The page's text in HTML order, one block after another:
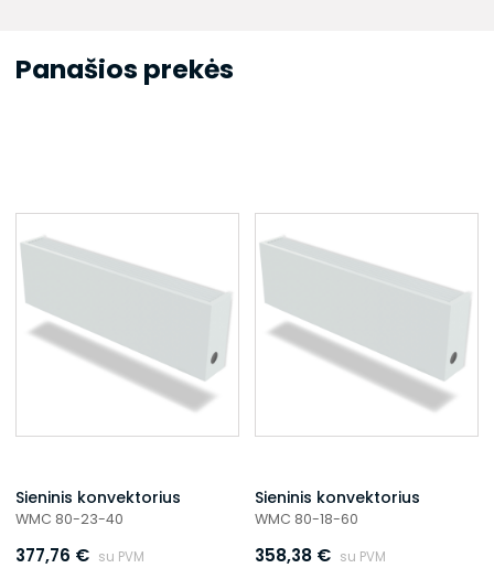
Panašios prekės
Sieninis konvektorius
WMC 80-23-40
377,76 € su PVM
Sieninis konvektorius
WMC 80-18-60
358,38 € su PVM